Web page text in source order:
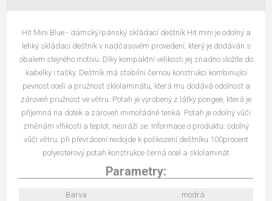
Hit Mini Blue - dámský/pánský skládací deštník Hit mini je odolný a
lehký skládací deštník v nadčasovém provedení, který je dodáván s
obalem stejného motivu. Díky kompaktní velikosti jej snadno vložíte do
kabelky i tašky. Deštník má stabilní černou konstrukci kombinující
pevnost oceli a pružnost sklolaminátu, která mu dodává odolnost a
zároveň pružnost ve větru. Potah je vyrobený z látky pongee, která je
příjemná na dotek a zároveň mimořádně tenká. Potah je odolný vůči
změnám vlhkosti a teplot, nesráží se. Informace o produktu: odolný
vůči větru, při převrácení nedojde k poškození deštníku 100procent
polyesterový potah konstrukce černá ocel a sklolaminát
Parametry:
Barva
modrá